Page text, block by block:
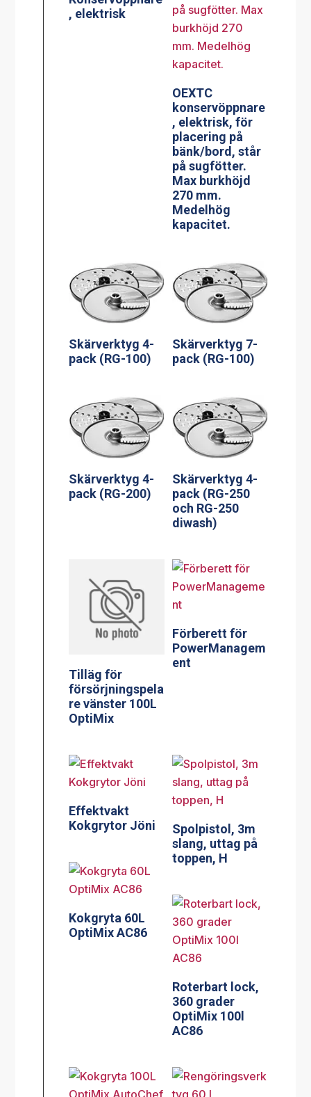
, elektrisk
OEXTC
konservöppnare
, elektrisk, för
placering på
bänk/bord, står
på sugfötter.
Max burkhöjd
270 mm.
Medelhög
kapacitet.
Skärverktyg 4-
pack (RG-100)
Skärverktyg 7-
pack (RG-100)
Skärverktyg 4-
pack (RG-200)
Skärverktyg 4-
pack (RG-250
och RG-250
diwash)
Tilläg för
försörjningspela
re vänster 100L
OptiMix
Förberett för
PowerManagem
ent
Effektvakt
Kokgrytor Jöni
Spolpistol, 3m
slang, uttag på
toppen, H
Kokgryta 60L
OptiMix AC86
Roterbart lock,
360 grader
OptiMix 100l
AC86